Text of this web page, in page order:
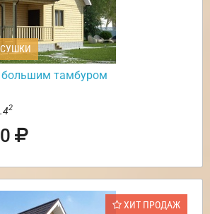
тамбуром
2
ХИТ ПРОДАЖ